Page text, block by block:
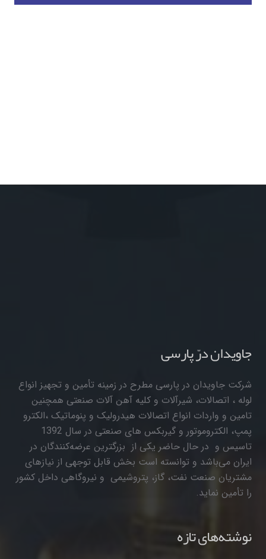
جاویدان درّ پارسی
شرکت جاویدان در پارسی مطرح در زمینه تأمین و تجهیز انواع
لوله ، اتصالات، شیرآلات و کلیه آهن آلات صنعتی همچنین
تامین و واردات انواع اتصالات هیدرولیک و پنوماتیک ،الکترو
پمپ، الکتروموتور و گیربکس های صنعتی در سال 1392
تاسیس و در حال حاضر یکی از بزرگترین عرضه‌کنندگان در
ایران می‌باشد و توانسته است بخش قابل توجهی از نیازهای
مشتریان صنعت نفت، گاز، پتروشیمی و نیروگاهی داخل کشور
را تأمین نماید.
نوشته‌های تازه